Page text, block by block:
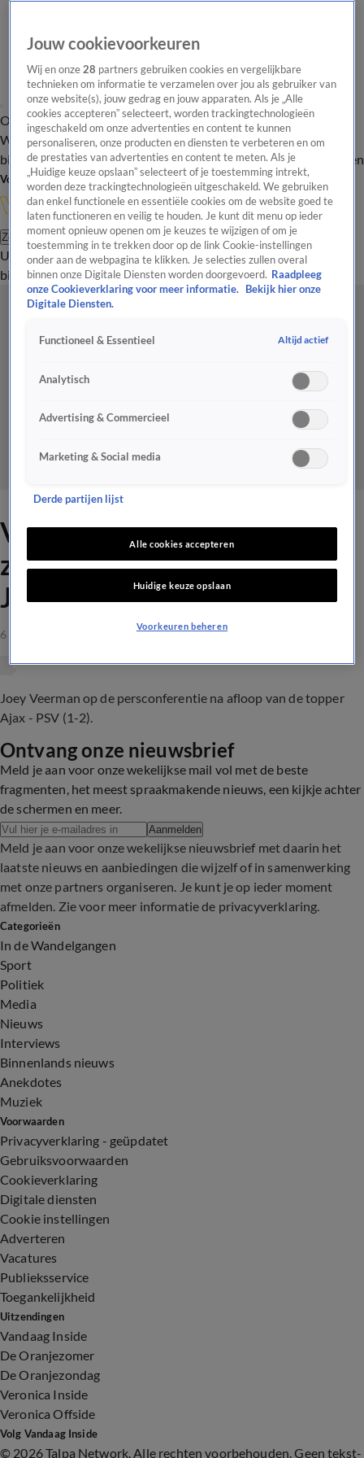
Overzicht Onze programma's Uitzendingen Onze gezichten
In de
WandelgangenInterviewsUitzending
bijwonenPodcastShopVeelgestelde vragenKijkersvraag insturen
Volg Vandaag Inside
Zoeken
UitzendingenVandaag InsideDe OranjezomerShopUitzending
bijwonen
Veerman over opstootje: 'Ik
zag een Ajax-speler Luuk de
Jong keihard duwen'
6 nov 2022, 21:30
Joey Veerman op de persconferentie na afloop van de topper
Ajax - PSV (1-2).
Ontvang onze nieuwsbrief
Meld je aan voor onze wekelijkse mail vol met de beste
fragmenten, het meest spraakmakende nieuws, een kijkje achter
de schermen en meer.
Aanmelden
Meld je aan voor onze wekelijkse nieuwsbrief met daarin het
laatste nieuws en aanbiedingen die wijzelf of in samenwerking
met onze partners organiseren. Je kunt je op ieder moment
afmelden. Zie voor meer informatie de privacyverklaring.
Categorieën
In de Wandelgangen
Sport
Politiek
Media
Nieuws
Interviews
Binnenlands nieuws
Anekdotes
Muziek
Voorwaarden
Privacyverklaring - geüpdatet
Gebruiksvoorwaarden
Cookieverklaring
Digitale diensten
Cookie instellingen
Adverteren
Vacatures
Publieksservice
Toegankelijkheid
Uitzendingen
Vandaag Inside
De Oranjezomer
De Oranjezondag
Veronica Inside
Veronica Offside
Volg Vandaag Inside
© 2026 Talpa Network. Alle rechten voorbehouden. Geen tekst-
Jouw cookievoorkeuren
Wij en onze28 partners gebruiken cookies en vergelijkbare
technieken om informatie te verzamelen over jou als gebruiker van
onze website(s), jouw gedrag en jouw apparaten. Als je „Alle
cookies accepteren” selecteert, worden trackingtechnologieën
ingeschakeld om onze advertenties en content te kunnen
personaliseren, onze producten en diensten te verbeteren en om
de prestaties van advertenties en content te meten. Als je
„Huidige keuze opslaan” selecteert of je toestemming intrekt,
worden deze trackingtechnologieën uitgeschakeld. We gebruiken
dan enkel functionele en essentiële cookies om de website goed te
laten functioneren en veilig te houden. Je kunt dit menu op ieder
moment opnieuw openen om je keuzes te wijzigen of om je
toestemming in te trekken door op de link Cookie-instellingen
onder aan de webpagina te klikken. Je selecties zullen overal
binnen onze Digitale Diensten worden doorgevoerd. Raadpleeg
onze Cookieverklaring voor meer informatie.
Bekijk hier onze
Digitale Diensten.
Functioneel & Essentieel Altijd actief
Analytisch
Advertising & Commercieel
Marketing & Social media
Derde partijen lijst
Alle cookies accepteren
Huidige keuze opslaan
Voorkeuren beheren